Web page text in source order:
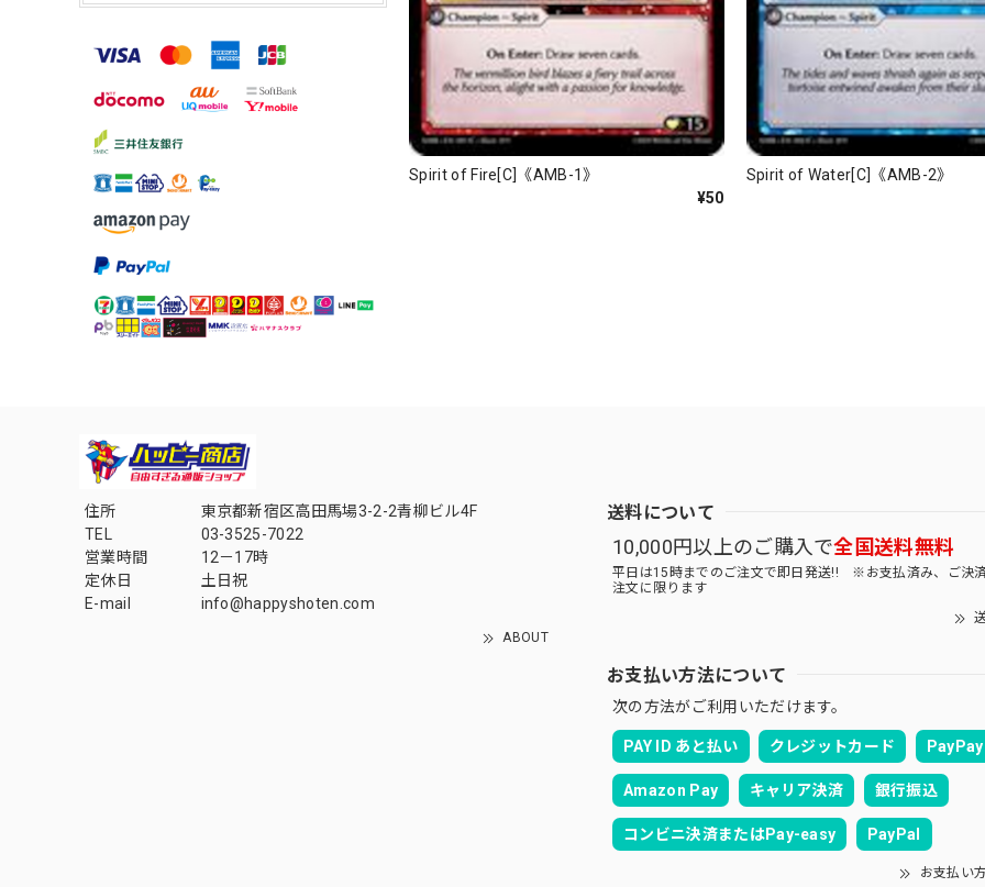
Spirit of Fire[C]《AMB-1》
¥50
Spirit of Water[C]《AMB-2》
住所
東京都新宿区高田馬場3-2-2青柳ビル4F
TEL
03-3525-7022
営業時間
12－17時
定休日
土日祝
E-mail
info@happyshoten.com
ABOUT
送料について
10,000円以上のご購入で全国送料無料
平日は15時までのご注文で即日発送!! ※お支払済み、ご決
注文に限ります
お支払い方法について
次の方法がご利用いただけます。
PAY ID あと払い クレジットカード PayPay
Amazon Pay キャリア決済 銀行振込
コンビニ決済またはPay-easy PayPal
お支払い